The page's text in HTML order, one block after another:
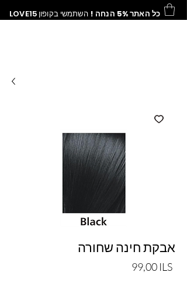
LOVE15 כל האתר 5% הנחה ! השתמשי בקופון
אבקת חינה שחורה
99,00 ILS